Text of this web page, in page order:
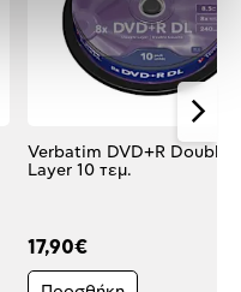
Verbatim DVD+R Double
Layer 10 τεμ.
17,90€